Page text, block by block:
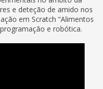
e deteção de amido nos
em Scratch “Alimentos
e robótica.